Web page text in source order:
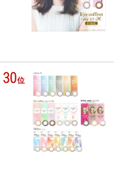
30位